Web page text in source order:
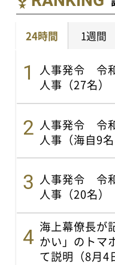
24時間 1週間
人事発令 令
人事（27名）
人事発令 令
人事（海自9名
人事発令 令
人事（20名）
海上幕僚長が
かい」のトマ
て説明（8月4